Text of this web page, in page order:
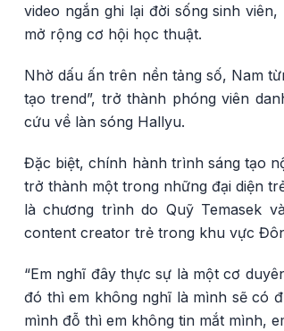
video ngắn ghi lại đời sống sinh
mở rộng cơ hội học thuật.
Nhờ dấu ấn trên nền tảng số, Nam
tạo trend”, trở thành phóng viên
cứu về làn sóng Hallyu.
Đặc biệt, chính hành trình sáng tạo
trở thành một trong những đại diện
là chương trình do Quỹ Temasek
content creator trẻ trong khu vực
“Em nghĩ đây thực sự là một cơ
đó thì em không nghĩ là mình sẽ có
mình đỗ thì em không tin mắt mình,